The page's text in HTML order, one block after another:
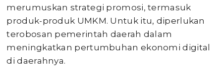
merumuskan strategi promosi, termasuk
produk-produk UMKM. Untuk itu, diperlukan
terobosan pemerintah daerah dalam
meningkatkan pertumbuhan ekonomi digital
di daerahnya.